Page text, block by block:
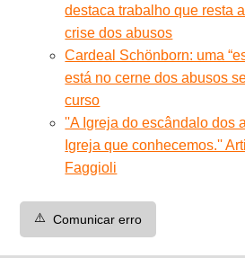
destaca trabalho que resta
crise dos abusos
Cardeal Schönborn: uma
está no cerne dos abusos
curso
''A Igreja do escândalo dos
Igreja que conhecemos.''
Faggioli
⚠️ Comunicar erro